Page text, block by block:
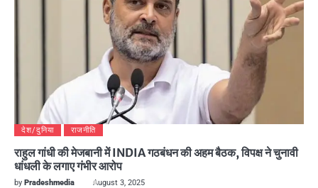
देश/दुनिया राजनीति
राहुल गांधी की मेजबानी में INDIA गठबंधन की अहम बैठक, विपक्ष ने चुनावी
धांधली के लगाए गंभीर आरोप
by Pradeshmedia August 3, 2025